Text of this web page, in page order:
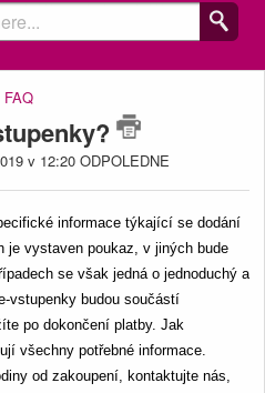
FAQ
v 12:20 ODPOLEDNE
informace týkající se dodání
je vystaven poukaz, v jiných bude
se však jedná o jednoduchý a
vstupenky budou součástí
po dokončení platby. Jak
všechny potřebné informace.
od zakoupení, kontaktujte nás,